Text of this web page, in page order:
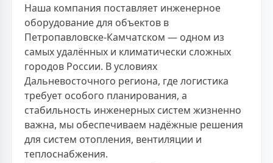
Наша компания поставляет инженерное
оборудование для объектов в
Петропавловске-Камчатском — одном из
самых удалённых и климатически сложных
городов России. В условиях
Дальневосточного региона, где логистика
требует особого планирования, а
стабильность инженерных систем жизненно
важна, мы обеспечиваем надёжные решения
для систем отопления, вентиляции и
теплоснабжения.